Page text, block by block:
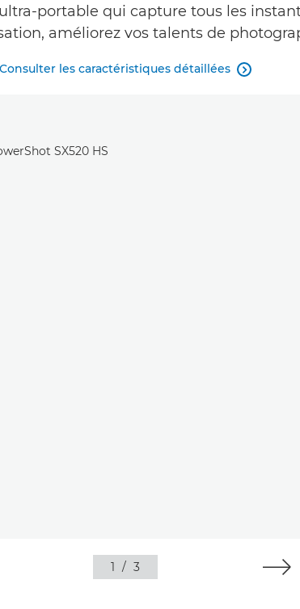
portable qui capture tous les
améliorez vos talents de
Consulter les caractéristiques détaillées 
1 / 3